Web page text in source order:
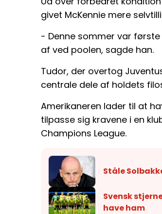
givet McKennie mere
- Denne sommer var
af ved poolen, sagde han.
Tudor, der overtog
centrale dele af holdets
Amerikaneren lader til at
tilpasse sig kravene i en
Champions League.
Ståle
Svensk
have ham